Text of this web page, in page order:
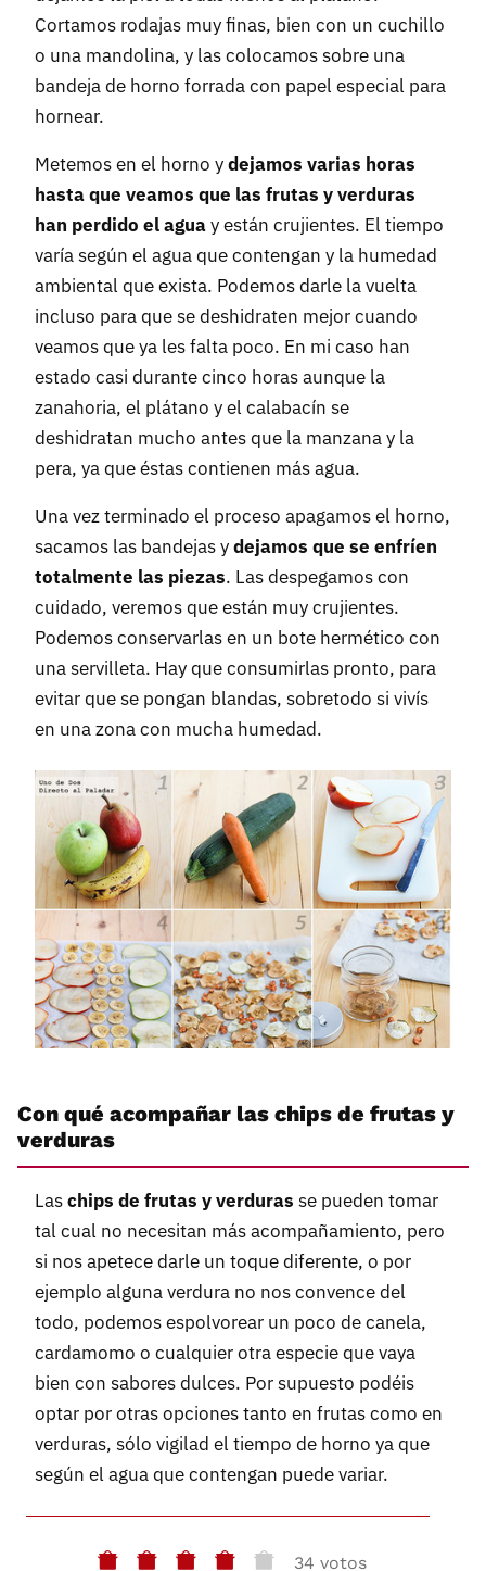
Cortamos rodajas muy finas, bien con un cuchillo
o una mandolina, y las colocamos sobre una
bandeja de horno forrada con papel especial para
hornear.
Metemos en el horno ydejamos varias horas
hasta que veamos que las frutas y verduras
han perdido el aguay están crujientes. El tiempo
varía según el agua que contengan y la humedad
ambiental que exista. Podemos darle la vuelta
incluso para que se deshidraten mejor cuando
veamos que ya les falta poco. En mi caso han
estado casi durante cinco horas aunque la
zanahoria, el plátano y el calabacín se
deshidratan mucho antes que la manzana y la
pera, ya que éstas contienen más agua.
Una vez terminado el proceso apagamos el horno,
sacamos las bandejas ydejamos que se enfríen
totalmente las piezas. Las despegamos con
cuidado, veremos que están muy crujientes.
Podemos conservarlas en un bote hermético con
una servilleta. Hay que consumirlas pronto, para
evitar que se pongan blandas, sobretodo si vivís
en una zona con mucha humedad.
Con qué acompañar las chips de frutas y
verduras
Laschips de frutas y verduras se pueden tomar
tal cual no necesitan más acompañamiento, pero
si nos apetece darle un toque diferente, o por
ejemplo alguna verdura no nos convence del
todo, podemos espolvorear un poco de canela,
cardamomo o cualquier otra especie que vaya
bien con sabores dulces. Por supuesto podéis
optar por otras opciones tanto en frutas como en
verduras, sólo vigilad el tiempo de horno ya que
según el agua que contengan puede variar.
34 votos